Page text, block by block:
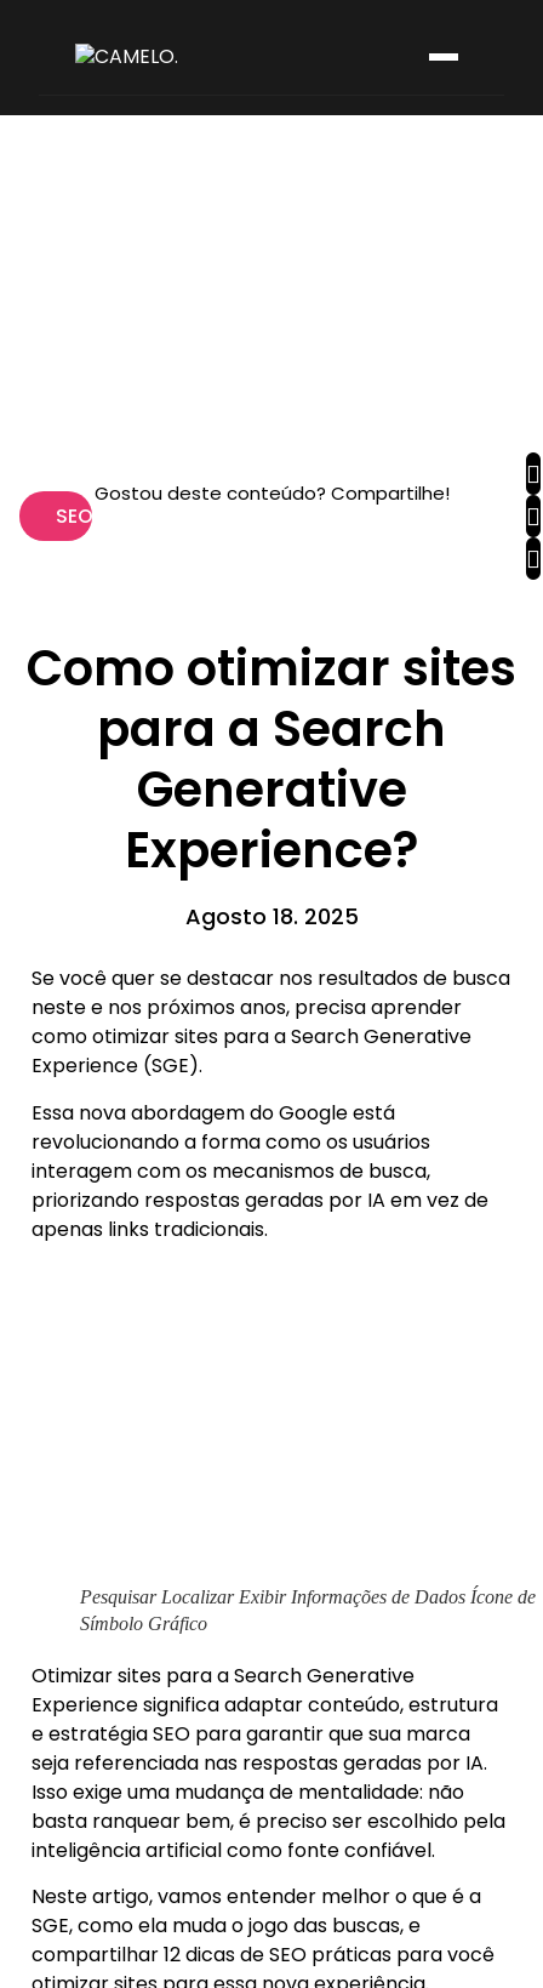
SEO
Gostou deste conteúdo? Compartilhe!
Como otimizar sites
para a Search
Generative
Experience?
Agosto 18. 2025
Se você quer se destacar nos resultados de busca
neste e nos próximos anos, precisa aprender
como otimizar sites para a Search Generative
Experience (SGE).
Essa nova abordagem do Google está
revolucionando a forma como os usuários
interagem com os mecanismos de busca,
priorizando respostas geradas por IA em vez de
apenas links tradicionais.
Pesquisar Localizar Exibir Informações de Dados Ícone de
Símbolo Gráfico
Otimizar sites para a Search Generative
Experience significa adaptar conteúdo, estrutura
e estratégia SEO para garantir que sua marca
seja referenciada nas respostas geradas por IA.
Isso exige uma mudança de mentalidade: não
basta ranquear bem, é preciso ser escolhido pela
inteligência artificial como fonte confiável.
Neste artigo, vamos entender melhor o que é a
SGE, como ela muda o jogo das buscas, e
compartilhar 12 dicas de SEO práticas para você